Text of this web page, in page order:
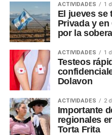
ACTIVIDADES 1
El jueves se
Privada y
por la
ACTIVIDADES 1
Testeos
Dolavon
ACTIVIDADES 2
Importante
regionales
Torta Frita